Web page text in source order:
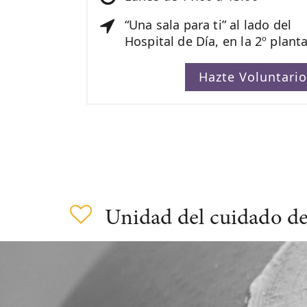
“Una sala para ti” al lado del
Hospital de Día, en la 2º
Hazte Voluntario
Unidad del cuidado